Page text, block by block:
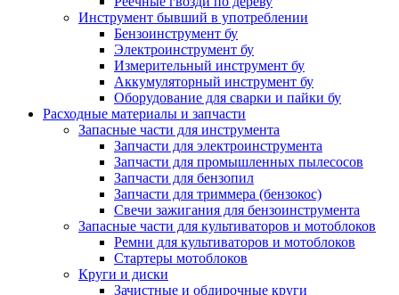
Инструмент бывший в употреблении
Бензоинструмент бу
Электроинструмент бу
Измерительный инструмент бу
Аккумуляторный инструмент бу
Оборудование для сварки и пайки бу
Расходные материалы и запчасти
Запасные части для инструмента
Запчасти для электроинструмента
Запчасти для промышленных пылесосов
Запчасти для бензопил
Запчасти для триммера (бензокос)
Свечи зажигания для бензоинструмента
Запасные части для культиваторов и мотоблоков
Ремни для культиваторов и мотоблоков
Стартеры мотоблоков
Круги и диски
Зачистные и обдирочные круги